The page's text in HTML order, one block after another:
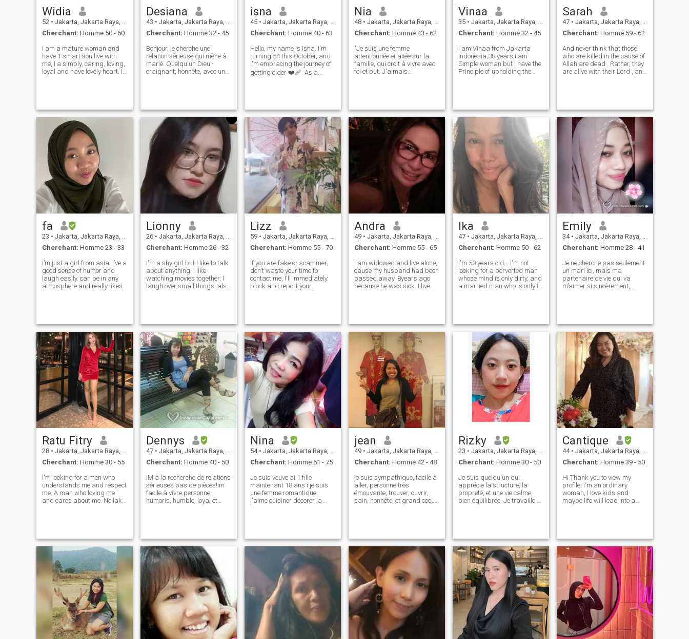
Widia
52 • Jakarta, Jakarta Raya, Indonésie
Cherchant: Homme 50 - 60
I am a mature woman and
have 1 smart son live with
me, I a simply, caring, loving,
loyal and have lovely heart. I
young face because I love t
Desiana
43 • Jakarta, Jakarta Raya, Indonésie
Cherchant: Homme 32 - 45
Bonjour, je cherche une
relation sérieuse qui mène à
marié. Quelqu'un Dieu -
craignant, honnête, avec une
message si vous avez un
bon appétit, une conversation
intéressante et la capacité
de rire de vous-même.
isna
45 • Jakarta, Jakarta Raya, Indonésie
Cherchant: Homme 40 - 63
Hello, my name is Isna. I'm
turning 54 this October, and
I'm embracing the journey of
getting older ❤‍🩹. As a
person living with my two
lovely dau
Nia
48 • Jakarta, Jakarta Raya, Indonésie
Cherchant: Homme 43 - 62
"Je suis une femme
attentionnée et axée sur la
famille, qui croit à vivre avec
foi et but. J'aimais
profondes. Je m'efforce
d'équilibrer la religion et le
monde en cherchant toujours
la croissance personnelle et
Vinaa
35 • Jakarta, Jakarta Raya, Indonésie
Cherchant: Homme 32 - 45
I am Vinaa from Jakarta
Indonesia,38 years,i am
Simple woman,but i have the
Principle of upholding the
there is no need to waste your
ti
Sarah
47 • Jakarta, Jakarta Raya, Indonésie
Cherchant: Homme 59 - 62
And never think that those
who are killed in the cause of
Allah are dead . Rather, they
are alive with their Lord , and
fa
23 • Jakarta, Jakarta Raya, Indonésie
Cherchant: Homme 23 - 33
i’m just a girl from asia. i’ve a
good sense of humor and
laugh easily. can be in any
atmosphere and really likes
u too, enjoy traveling, list
Lionny
26 • Jakarta, Jakarta Raya, Indonésie
Cherchant: Homme 26 - 32
I'm a shy girl but I like to talk
about anything. I like
watching movies together, I
laugh over small things, also
not used to chatti
Lizz
59 • Jakarta, Jakarta Raya, Indonésie
Cherchant: Homme 55 - 70
If you are fake or scammer,
don't waste your time to
contact me, I'll immediately
block and report your
to new places, meeting peop
Andra
49 • Jakarta, Jakarta Raya, Indonésie
Cherchant: Homme 55 - 65
I am widowed and live alone,
cause my husband had been
passed away, 8years ago
because he was sick. I live
part time in Lombok.
Ika
47 • Jakarta, Jakarta Raya, Indonésie
Cherchant: Homme 50 - 62
I'm 50 years old... I'm not
looking for a perverted man
whose mind is only dirty, and
a married man who is only to
feelings, don't say swe
Emily
34 • Jakarta, Jakarta Raya, Indonésie
Cherchant: Homme 28 - 41
Je ne cherche pas seulement
un mari ici, mais ma
partenaire de vie qui va
m’aimer si sincèrement,
avant de travailler comme
relations publiques, mais au
cours des 8 derniers mois,
j'ai essayé d'ouvrir une
entreprise en ligne. y tiny
body mesure seulement 155-
157 cm de haut et pèse
environ 45 kg.. Je suis né et
j'ai grandi dans la ville de
Jakarta, après m'être
séparé, je vis dans une autre
ville, j'aime voyager n
essayer de nouvelles choses.
Je suis ouvert d'esprit mais
ma religion. Les gens disent
que je suis honnête et loyal,
insha Allah.❣️ qu'Allah
m'envoie un partenaire de vie
qui peut devenir mon imam
pour ma vie dans le monde et
l'au-delà..amiin 💕
Ratu Fitry
28 • Jakarta, Jakarta Raya, Indonésie
Cherchant: Homme 30 - 55
I'm looking for a men who
understands me and respect
me. A man who loving me
and cares about me. No laki-
financial stable and royal no
perhitungan denga
Dennys
47 • Jakarta, Jakarta Raya, Indonésie
Cherchant: Homme 40 - 50
IM à la recherche de relations
sérieuses pas de pièces!im
facile à vivre personne,
humoris, humble, loyal et
me faire attendre trop
longtemps..LOL..open pour
l'amitié aussi...rapide im
pas membre dans ce
message de réponse de
site..cant
Nina
54 • Jakarta, Jakarta Raya, Indonésie
Cherchant: Homme 61 - 75
Je suis veuve ai 1 fille
maintenant 18 ans i je suis
une femme romantique,
j'aime cuisiner décorer la
j'aime la musique lente, avec
des chansons de mémoire \
ni aussi aimer les fêtes de
jardin, manger dehors,
vraiment comme voyager,
aimer la nature, en
particulier les montagnes,
plages et forêts love
méditation. i J'aime vraiment
l'atmosphère familiale, je me
soucie vraiment de ma
famille, en particulier des
gens les plus proches de
jean
49 • Jakarta, Jakarta Raya, Indonésie
Cherchant: Homme 42 - 48
je suis sympathique, facile à
aller, personne très
émouvante, trouver, ouvrir,
sain, honnête, et grand coeur
tout ce que je peux dire à
propos de moi, c'est que je
suis sérieux à la recherche
d'un gentil mec qui se penche
pour comprendre que je n'ai
pas le temps de jouer un jeu
où.. je ne suis pas l'effet uch
mais je ne suis pas mentir
pour personne. j'aime lire des
livres et regarder des films.
j'aime les animaux modifiés
et les chats. j'attends
vraiment mon amour plus
Rizky
23 • Jakarta, Jakarta Raya, Indonésie
Cherchant: Homme 30 - 50
Je suis quelqu'un qui
apprécie la structure, la
propreté, et une vie calme,
bien équilibrée. Je travaille à
autour de curieux petits
esprits et j'ai encore l'énergie
de rentrer à la maison et de
me J'apprécie la bonne
nourriture, que je cuisine ou
que je profite de ce qui est
déjà sur la table
(honnêtement, ça dépend de
l'humeur). J'aime aussi lire
des bandes dessinées sur
Webtoon et parfois plonger
dans des sujets comme
l'économie, la géopolitique et
Cantique
44 • Jakarta, Jakarta Raya, Indonésie
Cherchant: Homme 39 - 50
Hi Thank you to view my
profile, i'm an ordinary
woman, I love kids and
maybe life will lead into a
are good to others, others will
do